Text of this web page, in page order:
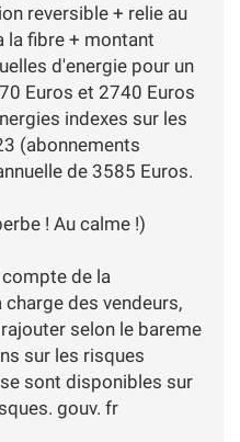
reversible + relie au
la fibre + montant
d'energie pour un
Euros et 2740 Euros
indexes sur les
(abonnements
de 3585 Euros.
! Au calme !)
de la
des vendeurs,
selon le bareme
sur les risques
sont disponibles sur
gouv. fr